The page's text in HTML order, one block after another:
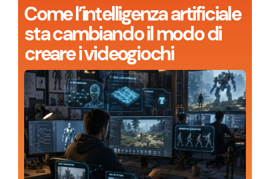
Come l’intelligenza artificiale
sta cambiando il modo di
creare i videogiochi